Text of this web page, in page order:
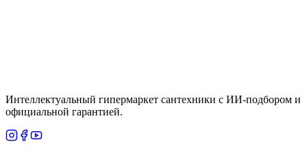
Интеллектуальный гипермаркет сантехники с ИИ-подбором и
официальной гарантией.